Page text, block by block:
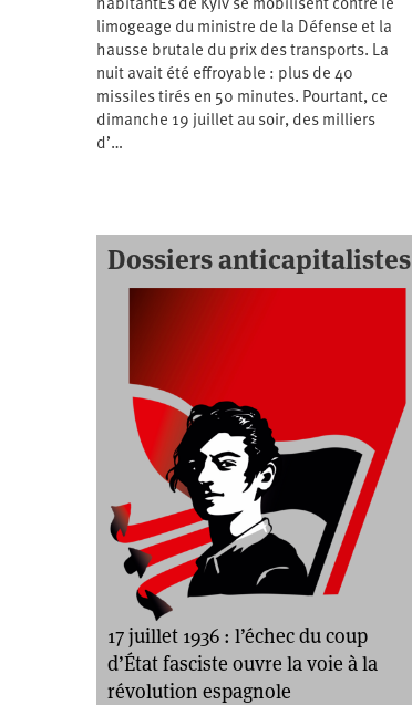
habitantEs de Kyiv se mobilisent contre le
limogeage du ministre de la Défense et la
hausse brutale du prix des transports. La
nuit avait été effroyable : plus de 40
missiles tirés en 50 minutes. Pourtant, ce
dimanche 19 juillet au soir, des milliers
d’…
Dossiers anticapitalistes
17 juillet 1936 : l’échec du coup
d’État fasciste ouvre la voie à la
révolution espagnole